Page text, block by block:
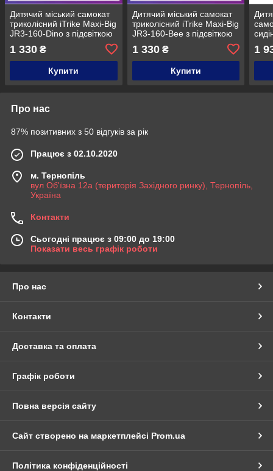
Дитячий міський самокат
триколісний iTrike Maxi-Big
JR3-160-Dino з підсвіткою
1 330 ₴
Купити
Дитячий міський самокат
триколісний iTrike Maxi-Big
JR3-160-Bee з підсвіткою
1 330₴
Купити
1
Про нас
87% позитивних з 50 відгуків за рік
Працює з 02.10.2020
м. Тернопіль
вул Об'їзна 12а (територія Західного ринку), Тернопіль,
Україна
Контакти
Сьогодні працює з 09:00 до 19:00
Показати весь графік роботи
Про нас
Контакти
Доставка та оплата
Графік роботи
Повна версія сайту
Сайт створено на маркетплейсі Prom.ua
Політика конфіденційності